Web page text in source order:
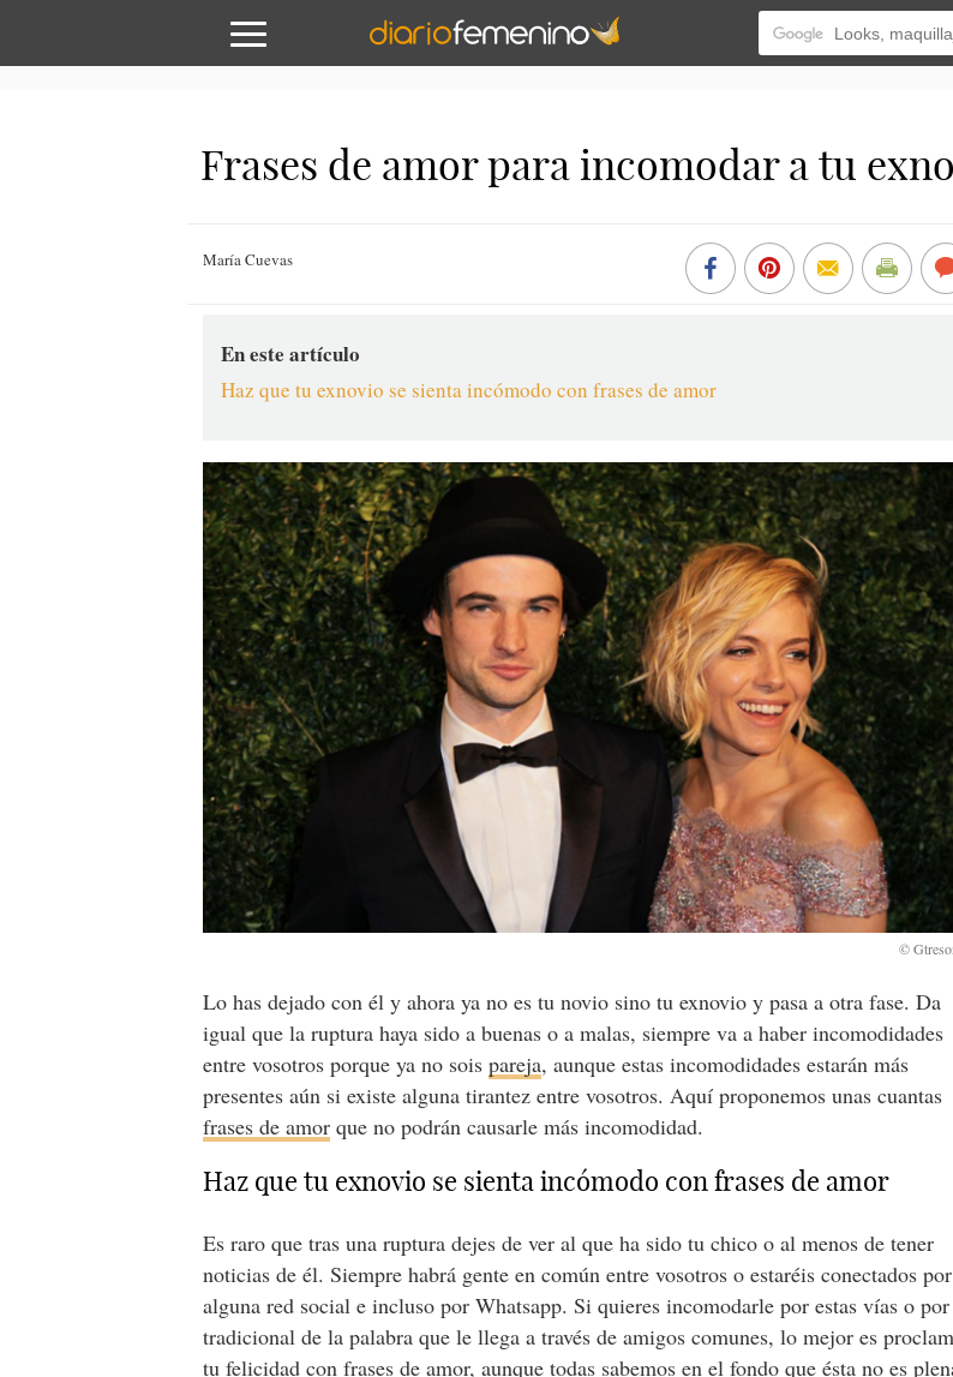
Frases de amor para incomodar a tu
María Cuevas
En este artículo
Haz que tu exnovio se sienta incómodo con frases de amor
Lo has dejado con él y ahora ya no es tu novio sino tu exnovio y pasa a otra fase. Da
igual que la ruptura haya sido a buenas o a malas, siempre va a haber incomodidades
entre vosotros porque ya no soispareja, aunque estas incomodidades estarán más
presentes aún si existe alguna tirantez entre vosotros. Aquí proponemos unas cuantas
frases de amor que no podrán causarle más incomodidad.
Haz que tu exnovio se sienta incómodo con frases de amor
Es raro que tras una ruptura dejes de ver al que ha sido tu chico o al menos de tener
noticias de él. Siempre habrá gente en común entre vosotros o estaréis conectados por
alguna red social e incluso por Whatsapp. Si quieres incomodarle por estas vías o
tradicional de la palabra que le llega a través de amigos comunes, lo mejor es
tu felicidad con frases de amor, aunque todas sabemos en el fondo que ésta no es